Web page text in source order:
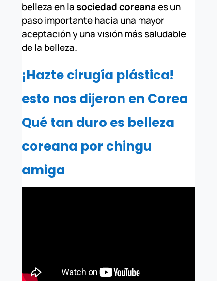
belleza en la sociedad coreanaes un
paso importante hacia una mayor
aceptación y una visión más saludable
de la belleza.
¡Hazte cirugía plástica!
esto nos dijeron en Corea
Qué tan duro es belleza
coreana por chingu
amiga